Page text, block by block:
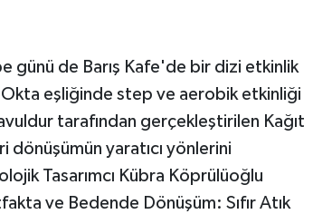
günü de Barış Kafe'de bir dizi etkinlik
eşliğinde step ve aerobik etkinliği
tarafından gerçekleştirilen Kağıt
dönüşümün yaratıcı yönlerini
Tasarımcı Kübra Köprülüoğlu
ve Bedende Dönüşüm: Sıfır Atık